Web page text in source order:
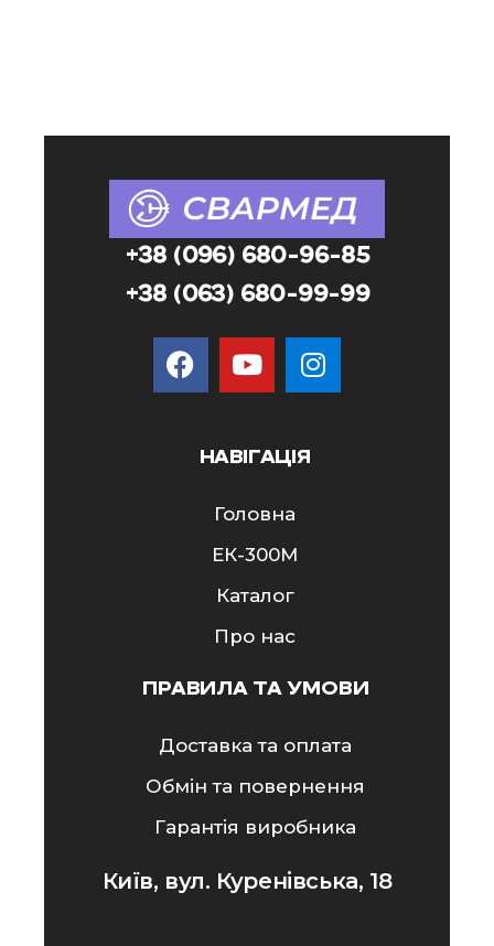
+38 (096) 680-96-85
+38 (063) 680-99-99
НАВІГАЦІЯ
Головна
ЕК-300M
Каталог
Про нас
ПРАВИЛА ТА УМОВИ
Доставка та оплата
Обмін та повернення
Гарантія виробника
Київ, вул. Куренівська, 18